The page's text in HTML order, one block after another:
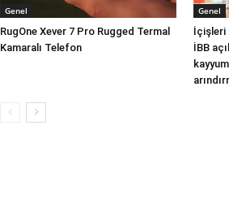
Genel
RugOne Xever 7 Pro Rugged Termal
Kamaralı Telefon
Genel
İçişleri
İBB